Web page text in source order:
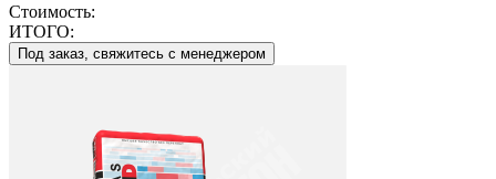
Стоимость:
ИТОГО:
Под заказ, свяжитесь с менеджером